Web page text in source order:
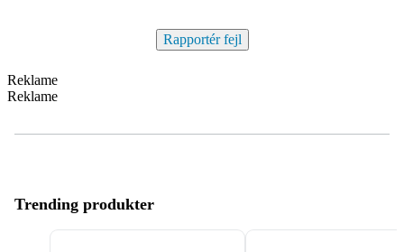
Rapportér fejl
Reklame
Reklame
Trending produkter